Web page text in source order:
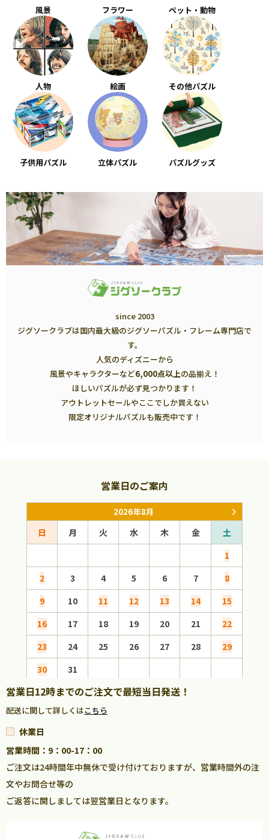
風景 フラワー ペット・動物
人物 絵画 その他パズル
子供用パズル 立体パズル パズルグッズ
since 2003
ジグソークラブは国内最大級のジグソーパズル・フレーム専門店で
す。
人気のディズニーから
風景やキャラクターなど6,000点以上の品揃え！
ほしいパズルが必ず見つかります！
アウトレットセールやここでしか買えない
限定オリジナルパズルも販売中です！
営業日のご案内
2026年8月
日 月 火 水 木 金
土
1
2
3 4 5 6 7
8
9
10 11 12 13 14
15
16
17 18 19 20 21
22
23
24 25 26 27 28
29
30
31
営業日12時までのご注文で最短当日発送！
配送に関して詳しくはこちら
休業日
営業時間：9：00-17：00
ご注文は24時間年中無休で受け付けておりますが、営業時間外の注
文やお問合せ等の
ご返答に関しましては翌営業日となります。